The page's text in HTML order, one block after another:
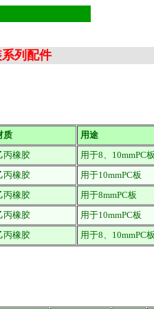
列配件
质
用途
丙橡胶
用于8、10mmPC
丙橡胶
用于10mmPC板
丙橡胶
用于8mmPC板
丙橡胶
用于10mmPC板
丙橡胶 用于8、10mmPC